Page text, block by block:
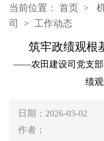
当前位置： 首页 >
司
> 工作动态
筑牢政绩观根
——农田建设司党支部
绩
日期：2026-03-02
作者：